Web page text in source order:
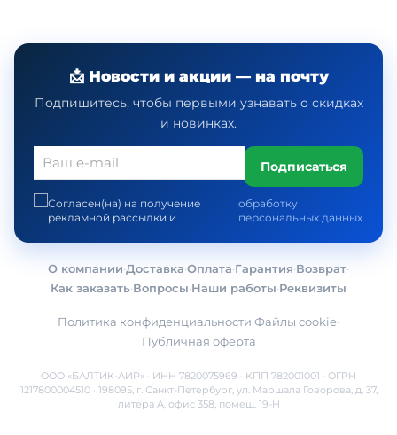
📩 Новости и акции — на почту
Подпишитесь, чтобы первыми узнавать о скидках
и новинках.
Подписаться
Согласен(на) на получение
рекламной рассылки и
обработку
персональных данных
О компании·Доставка·Оплата·Гарантия·Возврат·
Как заказать·Вопросы·Наши работы·Реквизиты
Политика конфиденциальности·Файлы cookie·
Публичная оферта
ООО «БАЛТИК-АИР» · ИНН 7820075969 · КПП 782001001 · ОГРН
1217800004510 · 198095, г. Санкт-Петербург, ул. Маршала Говорова, д. 37,
литера А, офис 358, помещ. 19-Н